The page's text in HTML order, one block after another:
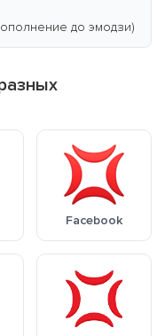
до эмодзи)
Facebook